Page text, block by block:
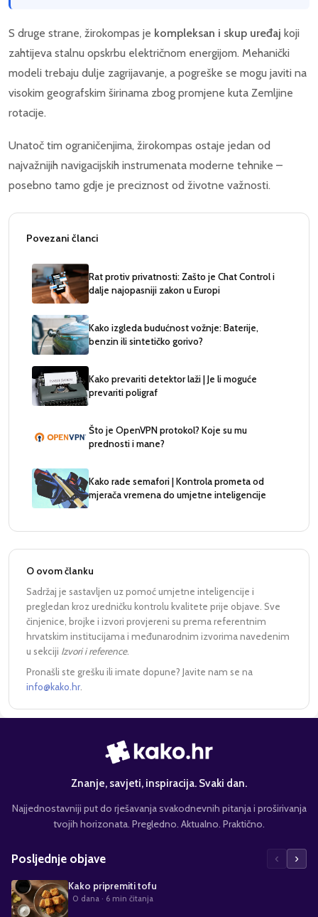
S druge strane, žirokompas je kompleksan i skup uređaj koji
zahtijeva stalnu opskrbu električnom energijom. Mehanički
modeli trebaju dulje zagrijavanje, a pogreške se mogu javiti na
visokim geografskim širinama zbog promjene kuta Zemljine
rotacije.
Unatoč tim ograničenjima, žirokompas ostaje jedan od
najvažnijih navigacijskih instrumenata moderne tehnike –
posebno tamo gdje je preciznost od životne važnosti.
Povezani članci
Rat protiv privatnosti: Zašto je Chat Control i
dalje najopasniji zakon u Europi
Kako izgleda budućnost vožnje: Baterije,
benzin ili sintetičko gorivo?
Kako prevariti detektor laži | Je li moguće
prevariti poligraf
Što je OpenVPN protokol? Koje su mu
prednosti i mane?
Kako rade semafori | Kontrola prometa od
mjerača vremena do umjetne inteligencije
O ovom članku
Sadržaj je sastavljen uz pomoć umjetne inteligencije i
pregledan kroz uredničku kontrolu kvalitete prije objave. Sve
činjenice, brojke i izvori provjereni su prema referentnim
hrvatskim institucijama i međunarodnim izvorima navedenim
u sekciji Izvori i reference.
Pronašli ste grešku ili imate dopune? Javite nam se na
info@kako.hr
Znanje, savjeti, inspiracija. Svaki dan.
Najjednostavniji put do rješavanja svakodnevnih pitanja i proširivanja
tvojih horizonata. Pregledno. Aktualno. Praktično.
Posljednje objave ‹ ›
Kako pripremiti tofu
0 dana · 6 min čitanja